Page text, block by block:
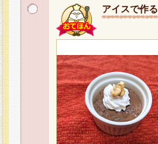
アイスで作